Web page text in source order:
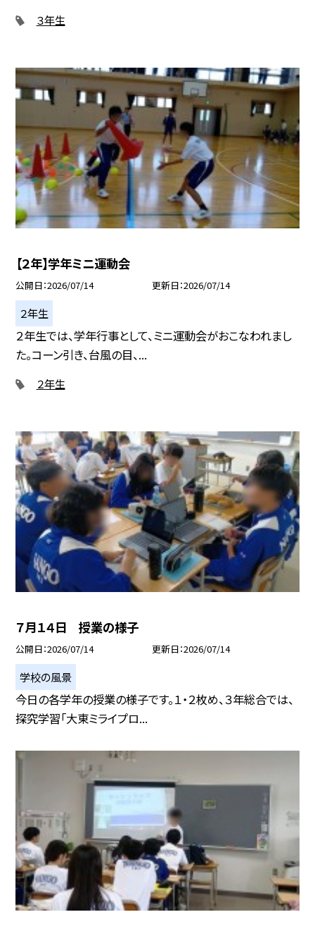
３年生
【２年】学年ミニ運動会
公開日 2026/07/14 更新日 2026/07/14
２年生
２年生では、学年行事として、ミニ運動会がおこなわれまし
た。コーン引き、台風の目、...
２年生
７月１４日 授業の様子
公開日 2026/07/14 更新日 2026/07/14
学校の風景
今日の各学年の授業の様子です。１・２枚め、３年総合では、
探究学習「大東ミライプロ...